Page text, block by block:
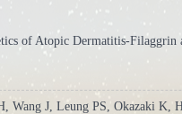
of Atopic Dermatitis-Filaggrin
Wang J, Leung PS, Okazaki